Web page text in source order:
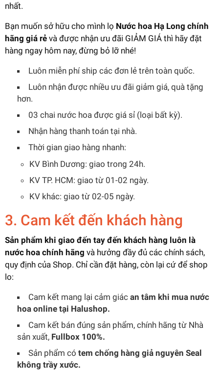
nhất.
Bạn muốn sở hữu cho mình lọ Nước hoa Hạ Long chính
hãng giá rẻ và được nhận ưu đãi GIẢM GIÁ thì hãy đặt
hàng ngay hôm nay, đừng bỏ lỡ nhé!
Luôn miễn phí ship các đơn lẻ trên toàn quốc.
Luôn nhận được nhiều ưu đãi giảm giá, quà tặng
hơn.
03 chai nước hoa được giá sỉ (loại bất kỳ).
Nhận hàng thanh toán tại nhà.
Thời gian giao hàng nhanh:
KV Bình Dương: giao trong 24h.
KV TP. HCM: giao từ 01-02 ngày.
KV khác: giao từ 02-05 ngày.
3. Cam kết đến khách hàng
Sản phẩm khi giao đến tay đến khách hàng luôn là
nước hoa chính hãng và hưởng đầy đủ các chính sách,
quy định của Shop. Chỉ cần đặt hàng, còn lại cứ để shop
lo:
Cam kết mang lại cảm giác an tâm khi mua nước
hoa online tại Halushop.
Cam kết bán đúng sản phẩm, chính hãng từ Nhà
sản xuất, Fullbox 100%.
Sản phẩm có tem chống hàng giả nguyên Seal
không trầy xước.